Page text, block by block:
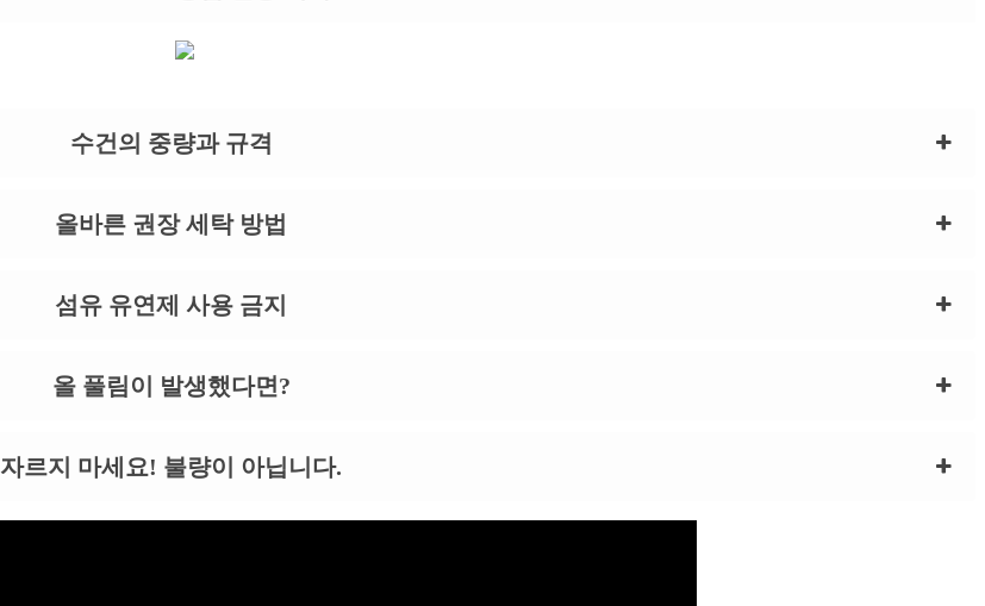
수건의 중량과 규격
올바른 권장 세탁 방법
섬유 유연제 사용 금지
올 풀림이 발생했다면?
자르지 마세요! 불량이 아닙니다.